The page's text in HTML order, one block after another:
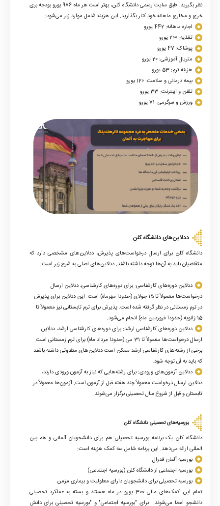
نظر بگیرید. طبق سایت رسمی دانشگاه کلن، بهتر است هر ماه 986 یورو بودجه بری
خرج و مخارج ماهانه خود کنار بگذارید. این هزینه شامل موارد زیر می‌شود:
اجاره ماهانه: 442 یورو
تغذیه: 200 یورو
پوشاک: 47 یورو
متریال آموزشی: 20 یورو
هزینه ترم: 53 یورو
بیمه درمانی و سلامت: 120 یورو
تلفن و اینترنت: 33 یورو
ورزش و سرگرمی: 71 یورو
ددلاین‌های دانشگاه کلن
دانشگاه کلن برای ارسال درخواست‌های پذیرش، ددلاین‌های مشخصی دارد که
متقاضیان باید به آن‌ها توجه داشته باشند. ددلاین‌های اصلی به شرح زیر است:
ددلاین دوره‌های کارشناسی: برای دوره‌های کارشناسی، ددلاین ارسال
درخواست‌ها معمولاً تا 15 جولای (حدودا مهرماه) است. این ددلاین برای پذیرش
در ترم زمستانی در نظر گرفته شده است. پذیرش برای ترم تابستانی نیز معمولاً تا
15 ژانویه (حدودا فروردین ماه) انجام می‌شود.
ددلاین دوره‌های کارشناسی ارشد: برای دوره‌های کارشناسی ارشد، ددلاین
ارسال درخواست‌ها معمولاً تا 31 می (حدودا مرداد ماه) برای ترم زمستانی است.
برخی از رشته‌های کارشناسی ارشد ممکن است ددلاین‌های متفاوتی داشته باشند
که باید به آن توجه شود.
ددلاین آزمون‌های ورودی: برای رشته‌هایی که نیاز به آزمون ورودی دارند،
ددلاین ارسال درخواست معمولاً چند هفته قبل از آزمون است. آزمون‌ها معمولاً در
تابستان و قبل از شروع سال تحصیلی برگزار می‌شوند.
بورسیه‌های تحصیلی دانشگاه کلن
دانشگاه کلن یک برنامه بورسیه تحصیلی هم برای دانشجویان آلمانی و هم بین
المللی ارائه می‌دهد. این برنامه شامل سه کمک هزینه است:
بورسیه آلمان فدرال
بورسیه اجتماعی از دانشگاه کلن (بورسیه اجتماعی)
بورسیه تحصیلی برای دانشجویان دارای معلولیت و بیماری مزمن
تمام این کمک‌های مالی 300 یورو در ماه هستند و بسته به عملکرد تحصیلی
دانشجو اعطا می‌شوند. برای "بورسیه اجتماعی" و "بورسیه تحصیلی برای دانش